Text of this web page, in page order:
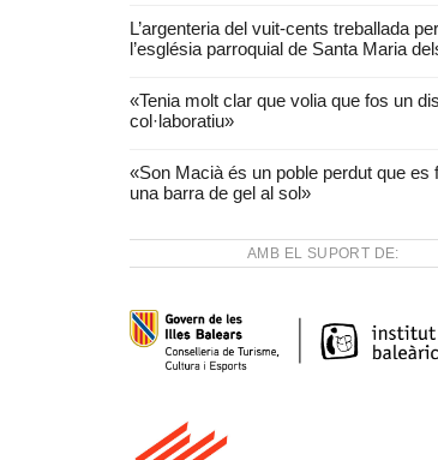
L’argenteria del vuit-cents treballada
l’església parroquial de Santa Maria
«Tenia molt clar que volia que fos un
col·laboratiu»
«Son Macià és un poble perdut que es
una barra de gel al sol»
AMB EL SUPORT DE: